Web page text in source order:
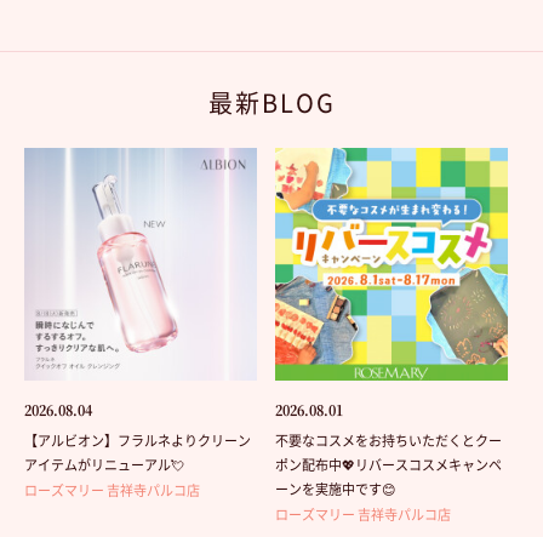
最新BLOG
2026.08.04
【アルビオン】フラルネよりクリーン
アイテムがリニューアル💘
ローズマリー 吉祥寺パルコ店
2026.08.01
不要なコスメをお持ちいただくとクー
ポン配布中💖リバースコスメキャンペ
ーンを実施中です😊
ローズマリー 吉祥寺パルコ店